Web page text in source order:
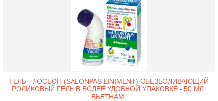
ГЕЛЬ - ЛОСЬОН (SALONPAS LINIMENT) ОБЕЗБОЛИВАЮЩИЙ
РОЛИКОВЫЙ ГЕЛЬ В БОЛЕЕ УДОБНОЙ УПАКОВКЕ - 50 МЛ.
ВЬЕТНАМ.